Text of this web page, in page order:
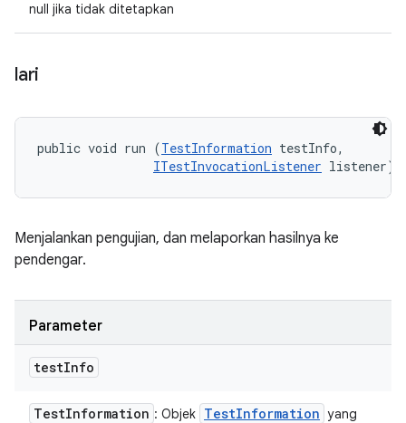
null jika tidak ditetapkan
lari
public void run (TestInformation testInfo,
ITestInvocationListener listener)
Menjalankan pengujian, dan melaporkan hasilnya ke
pendengar.
Parameter
testInfo
TestInformation : Objek TestInformation yang